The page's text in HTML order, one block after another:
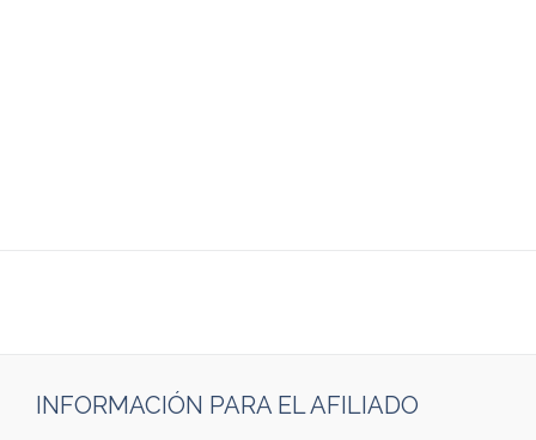
INFORMACIÓN PARA EL AFILIADO